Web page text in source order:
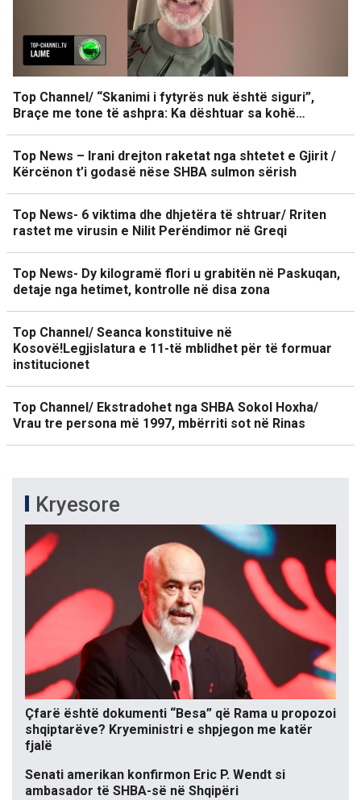
Top Channel/ “Skanimi i fytyrës nuk është siguri”,
Braçe me tone të ashpra: Ka dështuar sa kohë…
Top News – Irani drejton raketat nga shtetet e Gjirit /
Kërcënon t’i godasë nëse SHBA sulmon sërish
Top News- 6 viktima dhe dhjetëra të shtruar/ Rriten
rastet me virusin e Nilit Perëndimor në Greqi
Top News- Dy kilogramë flori u grabitën në Paskuqan,
detaje nga hetimet, kontrolle në disa zona
Top Channel/ Seanca konstituive në
Kosovë!Legjislatura e 11-të mblidhet për të formuar
institucionet
Top Channel/ Ekstradohet nga SHBA Sokol Hoxha/
Vrau tre persona më 1997, mbërriti sot në Rinas
Kryesore
Çfarë është dokumenti “Besa” që Rama u propozoi
shqiptarëve? Kryeministri e shpjegon me katër
fjalë
Senati amerikan konfirmon Eric P. Wendt si
ambasador të SHBA-së në Shqipëri